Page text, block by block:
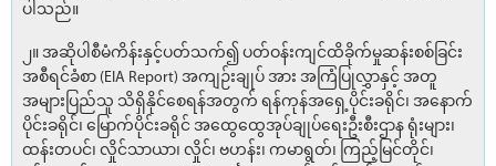
ပါသည်။
၂။ အဆိုပါစီမံကိန်းနှင့်ပတ်သက်၍ ပတ်ဝန်းကျင်ထိခိုက်မှုဆန်းစစ်ခြင်း
အစီရင်ခံစာ (EIA Report) အကျဉ်းချုပ် အား အကြံပြုလွှာနှင့် အတူ
အများပြည်သူ သိရှိနိုင်စေရန်အတွက် ရန်ကုန်အရှေ့ပိုင်းခရိုင်၊ အနောက်
ပိုင်းခရိုင်၊ မြောက်ပိုင်းခရိုင် အထွေထွေအုပ်ချုပ်ရေးဦးစီးဌာန ရုံးများ၊
ထန်းတပင်၊ လှိုင်သာယာ၊ လှိုင်၊ ဗဟန်း၊ ကမာရွတ်၊ ကြည့်မြင်တိုင်၊